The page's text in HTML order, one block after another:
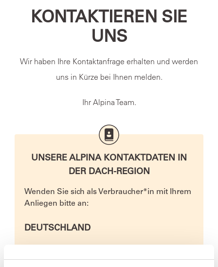
KONTAKTIEREN SIE
UNS
Wir haben Ihre Kontaktanfrage erhalten und werden
uns in Kürze bei Ihnen melden.
Ihr Alpina Team.
UNSERE ALPINA KONTAKTDATEN IN
DER DACH-REGION
Wenden Sie sich als Verbraucher*in mit Ihrem
Anliegen bitte an:
DEUTSCHLAND